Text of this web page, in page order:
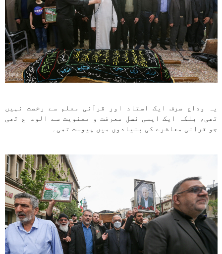
یہ وداع صرف ایک استاد اور قرآنی معلم سے رخصت نہیں
تھی، بلکہ ایک ایسی نسلِ معرفت و معنویت سے الوداع تھی
جو قرآنی معاشرے کی بنیادوں میں پیوست تھی۔